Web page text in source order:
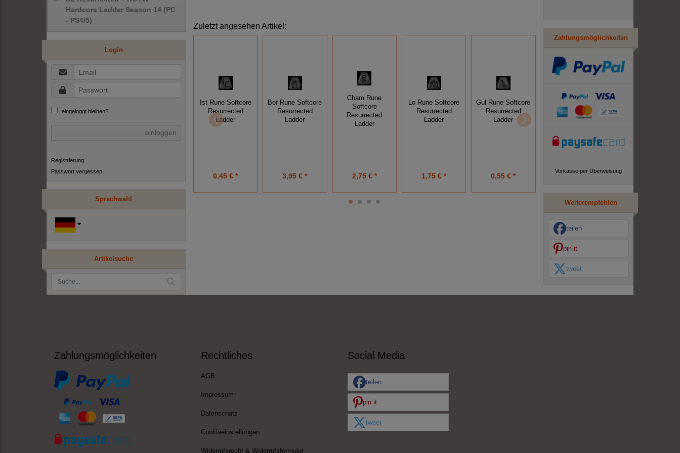
Hardcore Ladder Season 14 (PC
- PS4/5)
Login
eingeloggt bleiben?
einloggen
Registrierung
Passwort vergessen
Sprachwahl
Artikelsuche
Zuletzt angesehen Artikel:
Ist Rune Softcore
Resurrected
Ladder
0,45 € *
Ber Rune Softcore
Resurrected
Ladder
3,95 € *
Cham Rune
Softcore
Resurrected
Ladder
2,75 € *
Lo Rune Softcore
Resurrected
Ladder
1,75 € *
Gul Rune Softcore
Resurrected
Ladder
0,55 € *
Resurrected
Ladder
0,35 € *
Zahlungsmöglichkeiten
Vorkasse per Überweisung
Weiterempfehlen
teilen
pin it
tweet
Zahlungsmöglichkeiten Rechtliches
AGB
Impressum
Datenschutz
Cookieeinstellungen
Widerrufsrecht & Widerrufsformular
Social Media
teilen
pin it
tweet